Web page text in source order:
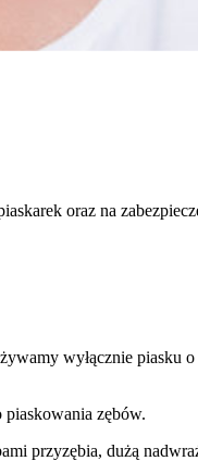
oraz na
wyłącznie piasku
zębów.
przyzębia, dużą